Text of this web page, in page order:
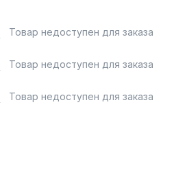
Товар недоступен для заказа
Товар недоступен для заказа
Товар недоступен для заказа